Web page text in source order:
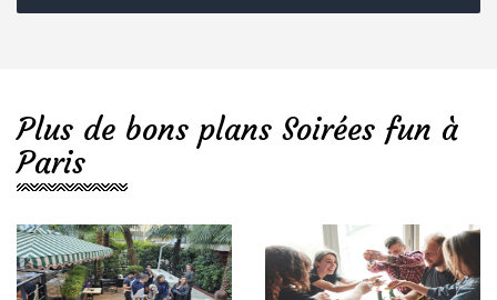
Plus de bons plans Soirées fun à
Paris